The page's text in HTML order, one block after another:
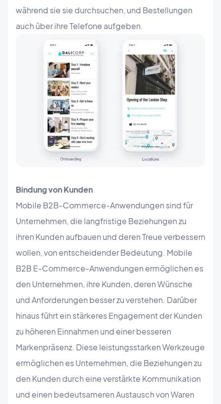
während sie sie durchsuchen, und Bestellungen
auch über ihre Telefone aufgeben.
Bindung von Kunden
Mobile B2B-Commerce-Anwendungen sind für
Unternehmen, die langfristige Beziehungen zu
ihren Kunden aufbauen und deren Treue verbessern
wollen, von entscheidender Bedeutung. Mobile
B2B E-Commerce-Anwendungen ermöglichen es
den Unternehmen, ihre Kunden, deren Wünsche
und Anforderungen besser zu verstehen. Darüber
hinaus führt ein stärkeres Engagement der Kunden
zu höheren Einnahmen und einer besseren
Markenpräsenz. Diese leistungsstarken Werkzeuge
ermöglichen es Unternehmen, die Beziehungen zu
den Kunden durch eine verstärkte Kommunikation
und einen bedeutsameren Austausch von Waren